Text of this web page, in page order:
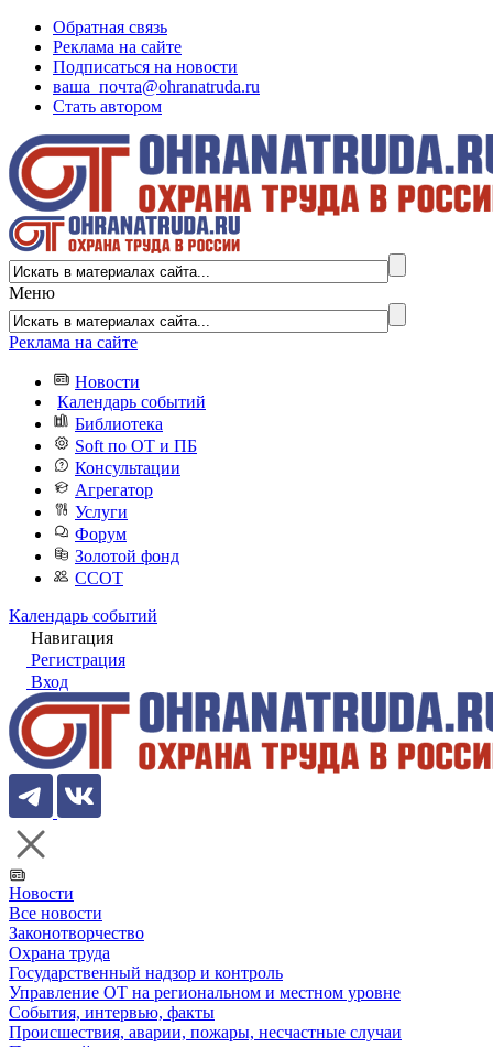
Обратная связь
Реклама на сайте
Подписаться на новости
ваша_почта@ohranatruda.ru
Стать автором
Меню
Реклама на сайте
Новости
Календарь событий
Библиотека
Soft по ОТ и ПБ
Консультации
Агрегатор
Услуги
Форум
Золотой фонд
ССОТ
Календарь событий
Навигация
Регистрация
Вход
Новости
Все новости
Законотворчество
Охрана труда
Государственный надзор и контроль
Управление ОТ на региональном и местном уровне
События, интервью, факты
Происшествия, аварии, пожары, несчастные случаи